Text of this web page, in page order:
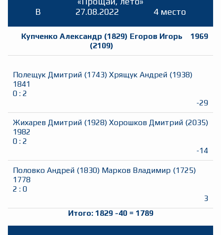
B
27.08.2022 4 место
Купченко Александр (1829) Егоров Игорь
(2109)
1969
Полещук Дмитрий (1743) Хрящук Андрей (1938)
1841
0 : 2
-29
Жихарев Дмитрий (1928) Хорошков Дмитрий (2035)
1982
0 : 2
-14
Половко Андрей (1830) Марков Владимир (1725)
1778
2 : 0
3
Итого: 1829 -40= 1789